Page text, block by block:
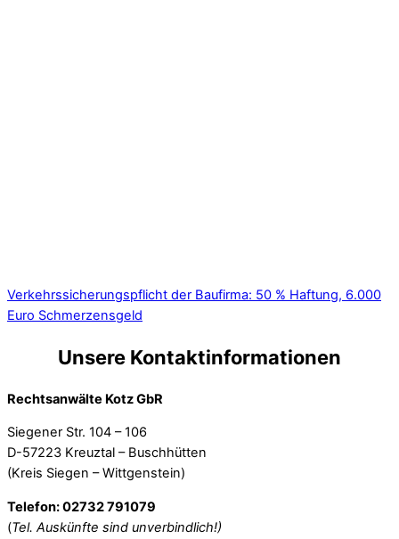
Verkehrssicherungspflicht der Baufirma: 50 % Haftung, 6.000
Euro Schmerzensgeld
Unsere Kontaktinformationen
Rechtsanwälte Kotz GbR
Siegener Str. 104 – 106
D-57223 Kreuztal – Buschhütten
(Kreis Siegen – Wittgenstein)
Telefon: 02732 791079
(Tel. Auskünfte sind unverbindlich!)